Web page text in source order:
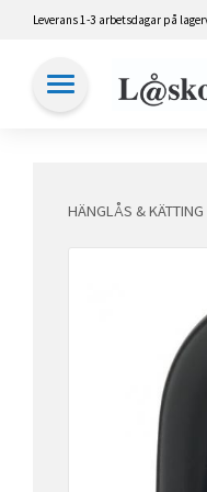
Leverans 1-3 arbetsdagar på
HÄNGLÅS & KÄTTING